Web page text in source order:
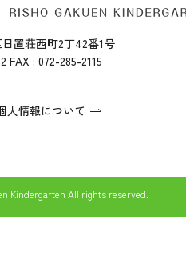
置荘西町2丁42番1号
FAX : 072-285-2115
人情報について
Kindergarten All rights reserved.